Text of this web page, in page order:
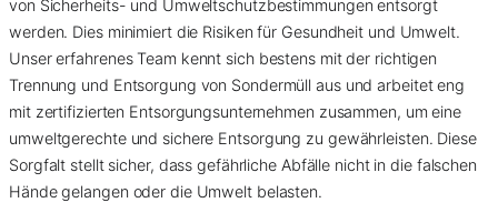
von Sicherheits- und Umweltschutzbestimmungen entsorgt
werden. Dies minimiert die Risiken für Gesundheit und Umwelt.
Unser erfahrenes Team kennt sich bestens mit der richtigen
Trennung und Entsorgung von Sondermüll aus und arbeitet eng
mit zertifizierten Entsorgungsunternehmen zusammen, um eine
umweltgerechte und sichere Entsorgung zu gewährleisten. Diese
Sorgfalt stellt sicher, dass gefährliche Abfälle nicht in die falschen
Hände gelangen oder die Umwelt belasten.